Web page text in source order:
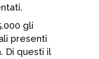
gli
presenti
Di questi il